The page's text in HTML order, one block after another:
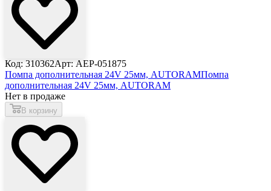
Код: 310362Арт: AEP-051875
Помпа дополнительная 24V 25мм, AUTORAMПомпа
дополнительная 24V 25мм, AUTORAM
Нет в продаже
В корзину